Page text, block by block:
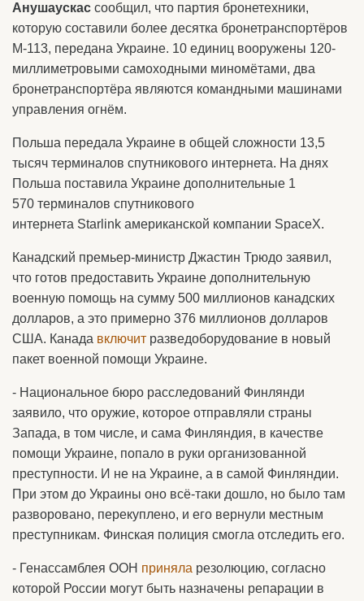
Анушаускас сообщил, что партия бронетехники,
которую составили более десятка бронетранспортёров
М-113, передана Украине. 10 единиц вооружены 120-
миллиметровыми самоходными миномётами, два
бронетранспортёра являются командными машинами
управления огнём.
Польша передала Украине в общей сложности 13,5
тысяч терминалов спутникового интернета. На днях
Польша поставила Украине дополнительные 1
570 терминалов спутникового
интернета Starlink американской компании SpaceX.
Канадский премьер-министр Джастин Трюдо заявил,
что готов предоставить Украине дополнительную
военную помощь на сумму 500 миллионов канадских
долларов, а это примерно 376 миллионов долларов
США. Канада включит разведоборудование в новый
пакет военной помощи Украине.
- Национальное бюро расследований Финлянди
заявило, что оружие, которое отправляли страны
Запада, в том числе, и сама Финляндия, в качестве
помощи Украине, попало в руки организованной
преступности. И не на Украине, а в самой Финляндии.
При этом до Украины оно всё-таки дошло, но было там
разворовано, перекуплено, и его вернули местным
преступникам. Финская полиция смогла отследить его.
- Генассамблея ООН приняла резолюцию, согласно
которой России могут быть назначены репарации в